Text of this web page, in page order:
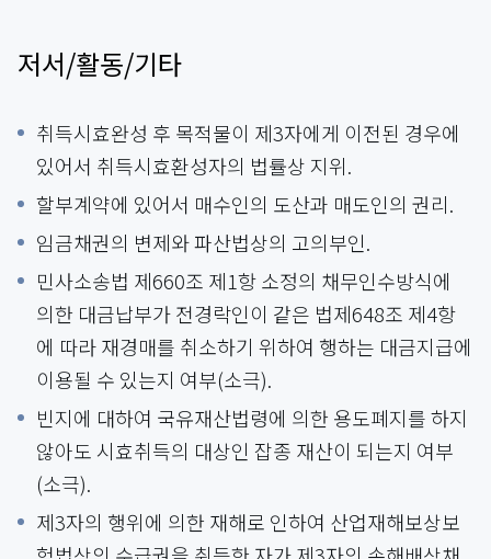
저서/활동/기타
취득시효완성 후 목적물이 제3자에게 이전된 경우에
있어서 취득시효환성자의 법률상 지위.
할부계약에 있어서 매수인의 도산과 매도인의 권리.
임금채권의 변제와 파산법상의 고의부인.
민사소송법 제660조 제1항 소정의 채무인수방식에
의한 대금납부가 전경락인이 같은 법제648조 제4항
에 따라 재경매를 취소하기 위하여 행하는 대금지급에
이용될 수 있는지 여부(소극).
빈지에 대하여 국유재산법령에 의한 용도폐지를 하지
않아도 시효취득의 대상인 잡종 재산이 되는지 여부
(소극).
제3자의 행위에 의한 재해로 인하여 산업재해보상보